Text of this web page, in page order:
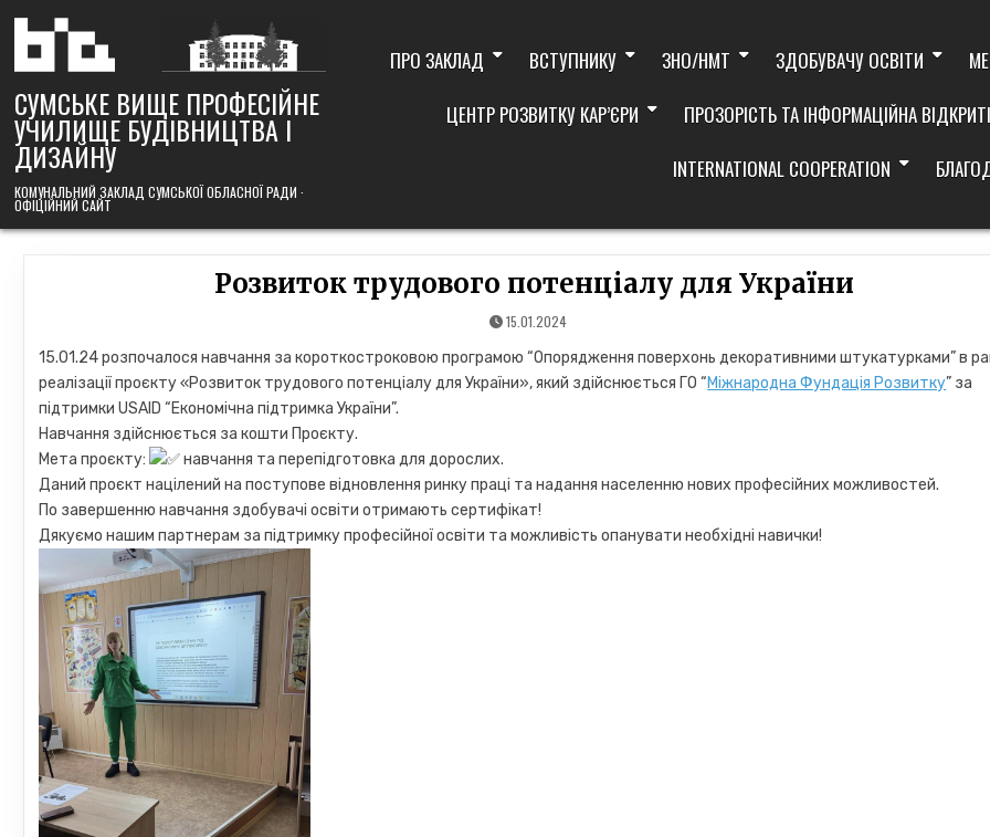
content
СУМСЬКЕ ВИЩЕ ПРОФЕСІЙНЕ
УЧИЛИЩЕ БУДІВНИЦТВА І
ДИЗАЙНУ
КОМУНАЛЬНИЙ ЗАКЛАД СУМСЬКОЇ ОБЛАСНОЇ РАДИ ·
ОФІЦІЙНИЙ САЙТ
ПРО ЗАКЛАД ВСТУПНИКУ ЗНО/НМТ ЗДОБУВАЧУ ОСВІТИ
ЦЕНТР РОЗВИТКУ КАР’ЄРИ
ПРОЗОРІСТЬ ТА ІНФОРМАЦІЙНА
INTERNATIONAL COOPERATION
Розвиток трудового потенціалу для України
15.01.2024
15.01.24 розпочалося навчання за короткостроковою програмою “Опорядження поверхонь декоративними штукатурками” в
реалізації проєкту «Розвиток трудового потенціалу для України», який здійснюється ГО “Міжнародна Фундація Розвитку” за
підтримки USAID “Економічна підтримка України”.
Навчання здійснюється за кошти Проєкту.
Мета проєкту:
навчання та перепідготовка для дорослих.
Даний проєкт націлений на поступове відновлення ринку праці та надання населенню нових професійних можливостей.
По завершенню навчання здобувачі освіти отримають сертифікат!
Дякуємо нашим партнерам за підтримку професійної освіти та можливість опанувати необхідні навички!